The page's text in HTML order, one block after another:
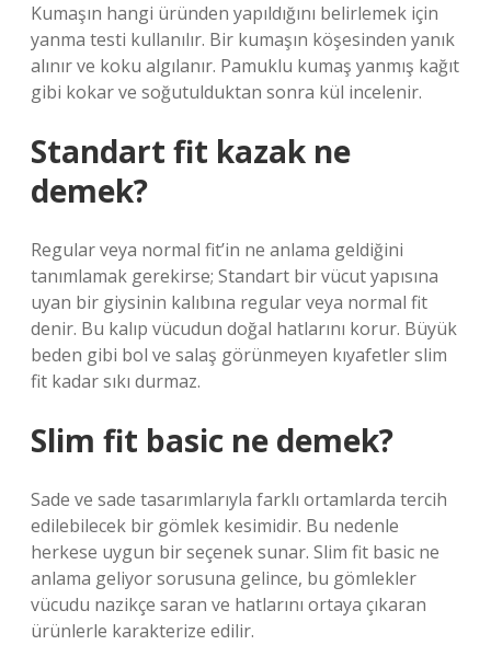
Kumaşın hangi üründen yapıldığını belirlemek için
yanma testi kullanılır. Bir kumaşın köşesinden yanık
alınır ve koku algılanır. Pamuklu kumaş yanmış kağıt
gibi kokar ve soğutulduktan sonra kül incelenir.
Standart fit kazak ne
demek?
Regular veya normal fit’in ne anlama geldiğini
tanımlamak gerekirse; Standart bir vücut yapısına
uyan bir giysinin kalıbına regular veya normal fit
denir. Bu kalıp vücudun doğal hatlarını korur. Büyük
beden gibi bol ve salaş görünmeyen kıyafetler slim
fit kadar sıkı durmaz.
Slim fit basic ne demek?
Sade ve sade tasarımlarıyla farklı ortamlarda tercih
edilebilecek bir gömlek kesimidir. Bu nedenle
herkese uygun bir seçenek sunar. Slim fit basic ne
anlama geliyor sorusuna gelince, bu gömlekler
vücudu nazikçe saran ve hatlarını ortaya çıkaran
ürünlerle karakterize edilir.